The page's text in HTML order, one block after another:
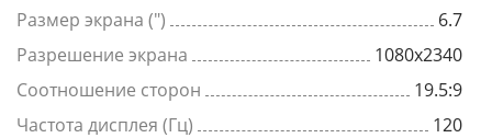
Размер экрана (")
6.7
Разрешение экрана
1080x2340
Соотношение сторон
19.5:9
Частота дисплея (Гц)
120